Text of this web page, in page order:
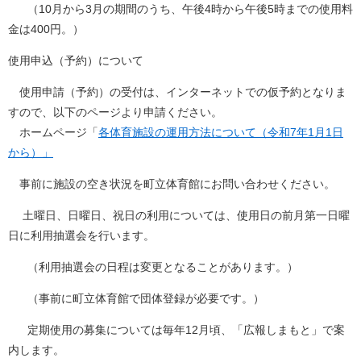
（10月から3月の期間のうち、午後4時から午後5時までの使用料
金は400円。）
使用申込（予約）について
使用申請（予約）の受付は、インターネットでの仮予約となりま
すので、以下のページより申請ください。
ホームページ「各体育施設の運用方法について（令和7年1月1日
から）」
事前に施設の空き状況を町立体育館にお問い合わせください。
土曜日、日曜日、祝日の利用については、使用日の前月第一日曜
日に利用抽選会を行います。
（利用抽選会の日程は変更となることがあります。）
（事前に町立体育館で団体登録が必要です。）
定期使用の募集については毎年12月頃、「広報しまもと」で案
内します。